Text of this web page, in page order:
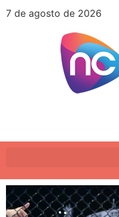
7 de agosto de 2026